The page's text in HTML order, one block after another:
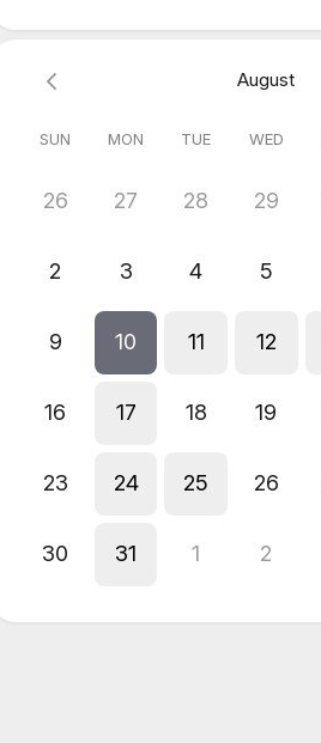
August
SUN MON TUE WED
26 27 28 29
2 3 4 5
9 10 11 12
16 17 18 19
23 24 25 26
30 31 1 2